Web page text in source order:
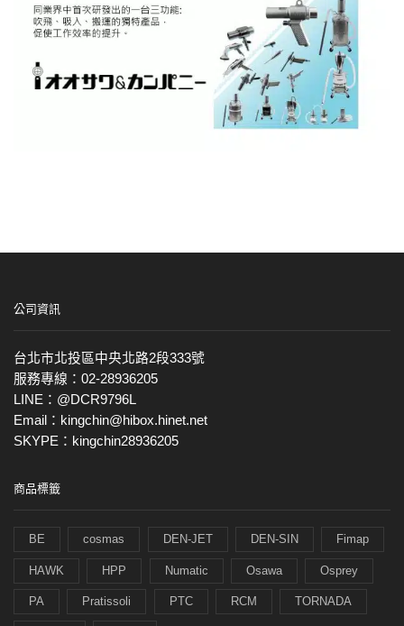
公司資訊
台北市北投區中央北路2段333號
服務專線：02-28936205
LINE：@DCR9796L
Email：kingchin@hibox.hinet.net
SKYPE：kingchin28936205
商品標籤
BE cosmas DEN-JET DEN-SIN Fimap
HAWK HPP Numatic Osawa Osprey
PA Pratissoli PTC RCM TORNADA